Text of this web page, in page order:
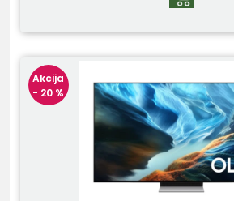
Akcija
- 20 %